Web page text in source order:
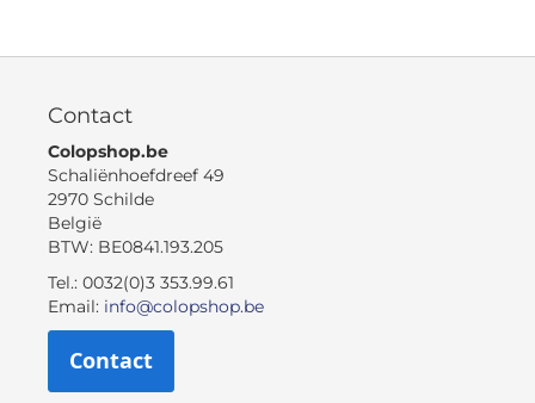
Contact
Colopshop.be
Schaliënhoefdreef 49
2970 Schilde
België
BTW: BE0841.193.205
Tel.: 0032(0)3 353.99.61
Email: info@colopshop.be
Contact